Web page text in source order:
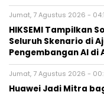
Jumat, 7 Agustus 2026 -
HIKSEMI Tampilkan
Seluruh Skenario di
Pengembangan AI di
Jumat, 7 Agustus 2026 -
Huawei Jadi Mitra